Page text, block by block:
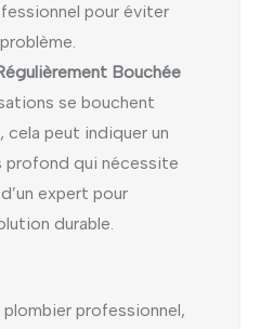
pour éviter
Bouchée
se bouchent
cela peut indiquer un
profond qui nécessite
expert pour
durable.
plombier professionnel,